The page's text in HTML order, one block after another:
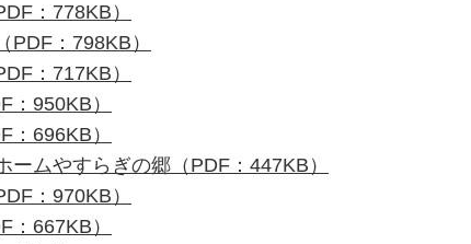
：778KB）
：798KB）
：717KB）
950KB）
696KB）
ムやすらぎの郷（PDF：447KB）
：970KB）
667KB）